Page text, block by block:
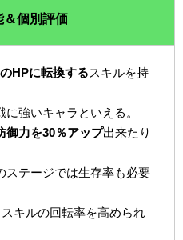
＆個別評価
HPに転換するスキルを持
強いキャラといえる。
御力を30％アップ出来たり
ステージでは生存率も必要
キルの回転率を高められ